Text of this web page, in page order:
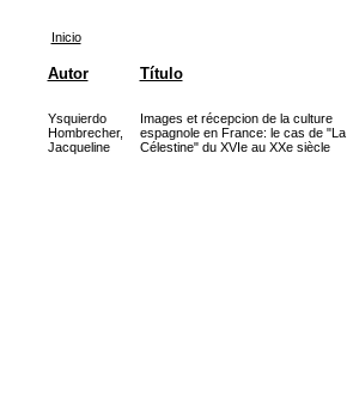
Inicio
Autor Título
Ysquierdo
Hombrecher,
Jacqueline
Images et récepcion de la culture
espagnole en France: le cas de "La
Célestine" du XVIe au XXe siècle